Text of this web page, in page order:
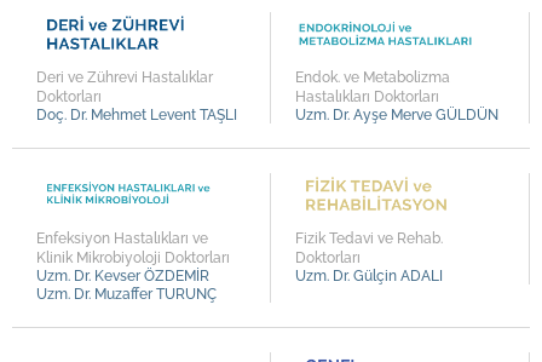
Prof. Dr. Mustafa SERİNKEN
Prof. Dr. Uğur KOLTUKSUZ
Prof. Dr. Ali Vefa ÖZCAN
Uzm. Dr. Kevser ÖZDEMİR
Uzm. Dr. Muzaffer TURUNÇ
Uzm. Dr. Murat BAKIŞ
Uzm. Dr. Fatma BELGER
Uzm. Dr. Sedat ÇOLAK
Uzm. Dr. Mehmet Oğuz ÖREN
Deri ve Zührevi Hastalıklar
Doktorları
Doç. Dr. Mehmet Levent TAŞLI
Endok. ve Metabolizma
Hastalıkları Doktorları
Uzm. Dr. Ayşe Merve GÜLDÜN
Enfeksiyon Hastalıkları ve
Klinik Mikrobiyoloji Doktorları
Uzm. Dr. Kevser ÖZDEMİR
Uzm. Dr. Muzaffer TURUNÇ
Fizik Tedavi ve Rehab.
Doktorları
Uzm. Dr. Gülçin ADALI